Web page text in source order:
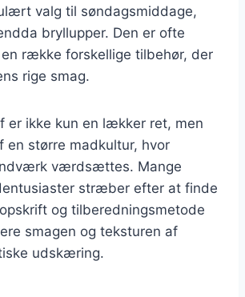
valg til søndagsmiddage,
bryllupper. Den er ofte
række forskellige tilbehør, der
rige smag.
er ikke kun en lækker ret, men
en større madkultur, hvor
værdsættes. Mange
stræber efter at finde
og tilberedningsmetode
smagen og teksturen af
udskæring.